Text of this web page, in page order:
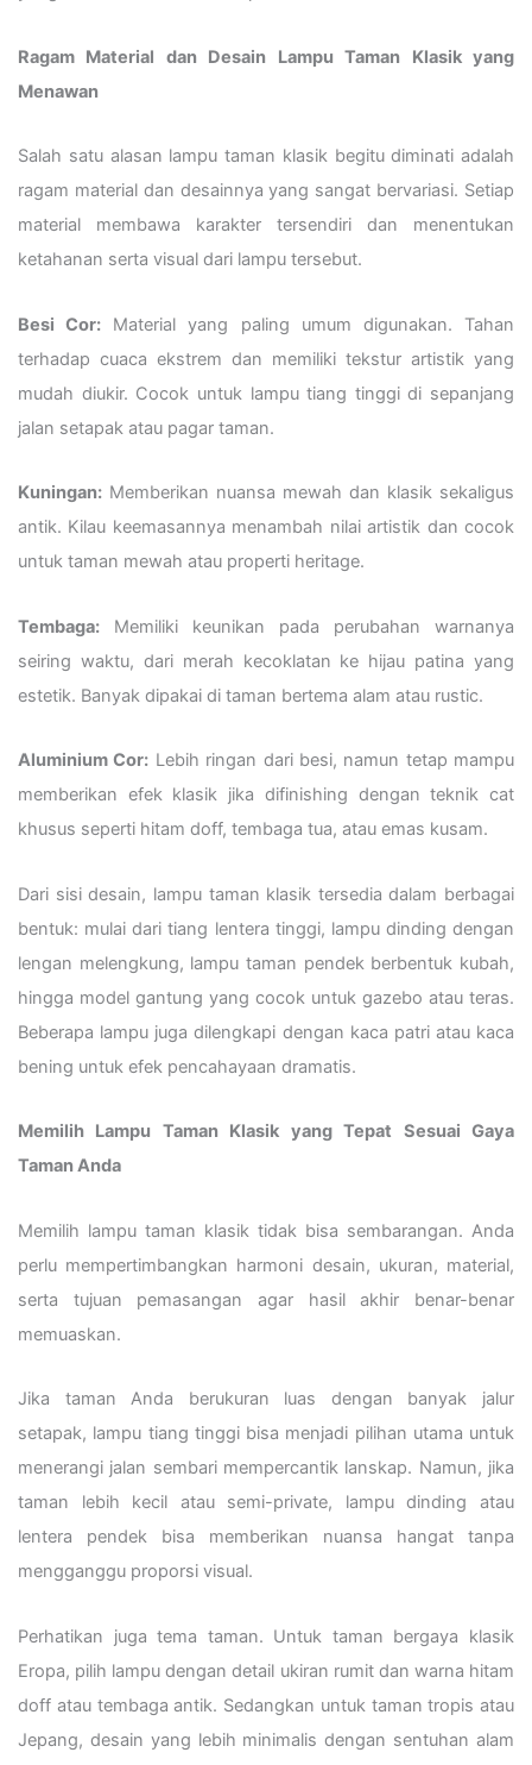
Ragam Material dan Desain Lampu Taman Klasik yang
Menawan
Salah satu alasan lampu taman klasik begitu diminati adalah
ragam material dan desainnya yang sangat bervariasi. Setiap
material membawa karakter tersendiri dan menentukan
ketahanan serta visual dari lampu tersebut.
Besi Cor: Material yang paling umum digunakan. Tahan
terhadap cuaca ekstrem dan memiliki tekstur artistik yang
mudah diukir. Cocok untuk lampu tiang tinggi di sepanjang
jalan setapak atau pagar taman.
Kuningan: Memberikan nuansa mewah dan klasik sekaligus
antik. Kilau keemasannya menambah nilai artistik dan cocok
untuk taman mewah atau properti heritage.
Tembaga: Memiliki keunikan pada perubahan warnanya
seiring waktu, dari merah kecoklatan ke hijau patina yang
estetik. Banyak dipakai di taman bertema alam atau rustic.
Aluminium Cor: Lebih ringan dari besi, namun tetap mampu
memberikan efek klasik jika difinishing dengan teknik cat
khusus seperti hitam doff, tembaga tua, atau emas kusam.
Dari sisi desain, lampu taman klasik tersedia dalam berbagai
bentuk: mulai dari tiang lentera tinggi, lampu dinding dengan
lengan melengkung, lampu taman pendek berbentuk kubah,
hingga model gantung yang cocok untuk gazebo atau teras.
Beberapa lampu juga dilengkapi dengan kaca patri atau kaca
bening untuk efek pencahayaan dramatis.
Memilih Lampu Taman Klasik yang Tepat Sesuai Gaya
Taman Anda
Memilih lampu taman klasik tidak bisa sembarangan. Anda
perlu mempertimbangkan harmoni desain, ukuran, material,
serta tujuan pemasangan agar hasil akhir benar-benar
memuaskan.
Jika taman Anda berukuran luas dengan banyak jalur
setapak, lampu tiang tinggi bisa menjadi pilihan utama untuk
menerangi jalan sembari mempercantik lanskap. Namun, jika
taman lebih kecil atau semi-private, lampu dinding atau
lentera pendek bisa memberikan nuansa hangat tanpa
mengganggu proporsi visual.
Perhatikan juga tema taman. Untuk taman bergaya klasik
Eropa, pilih lampu dengan detail ukiran rumit dan warna hitam
doff atau tembaga antik. Sedangkan untuk taman tropis atau
Jepang, desain yang lebih minimalis dengan sentuhan alam